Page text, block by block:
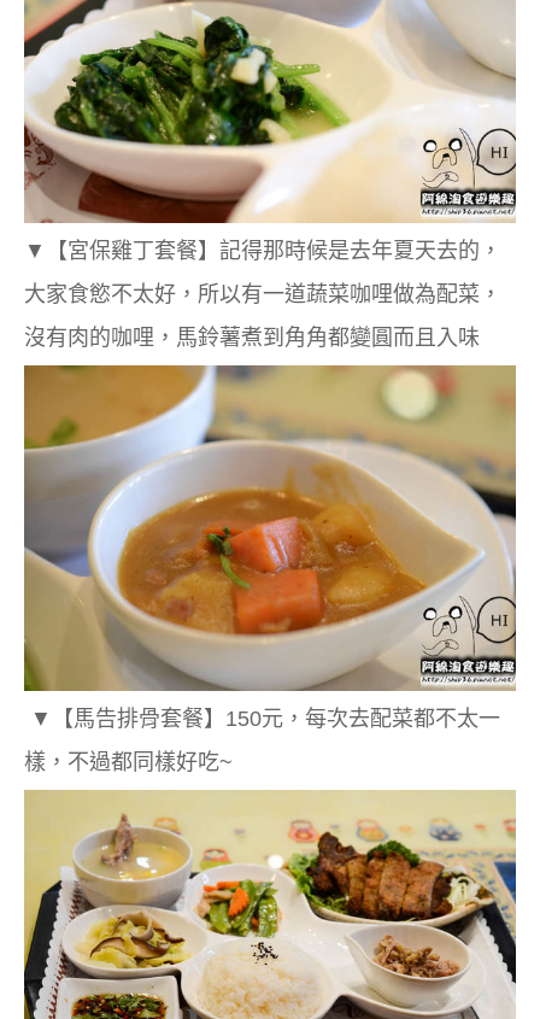
▼
【宮保雞丁套餐】記得那時候是去年夏天去的，
大家食慾不太好，所以有一道蔬菜咖哩做為配菜，
沒有肉的咖哩，馬鈴薯煮到角角都變圓而且入味
▼【馬告排骨套餐】150元，每次去配菜都不太一
樣，不過都同樣好吃~